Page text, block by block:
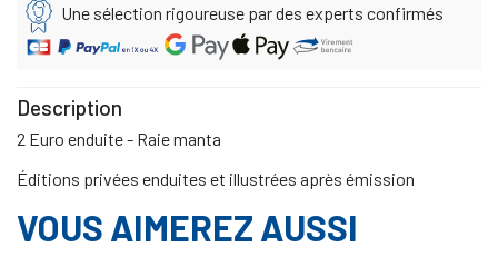
Une sélection rigoureuse par des experts confirmés
Description
2 Euro enduite - Raie manta
Éditions privées enduites et illustrées après émission
VOUS AIMEREZ AUSSI